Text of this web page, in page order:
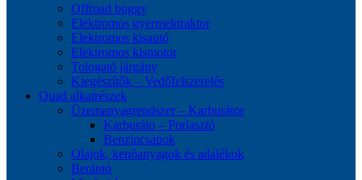
Offroad buggy
Elektromos gyermektraktor
Elektromos kisautó
Elektromos kismotor
Tologató járgány
Kiegészítők – Vedőfelszerelés
Quad alkatrészek
Üzemanyagrendszer – Karburátor
Karburáto – Porlasztó
Benzincsapok
Olajok, kenőanyagok és adalékok
Berántó